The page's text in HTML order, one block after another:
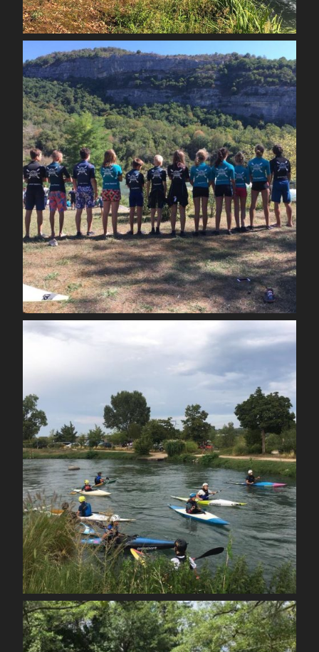
Sep 3
spcoccanoekayakduloup
Août 30
Août 26
spcoccanoekayakduloup